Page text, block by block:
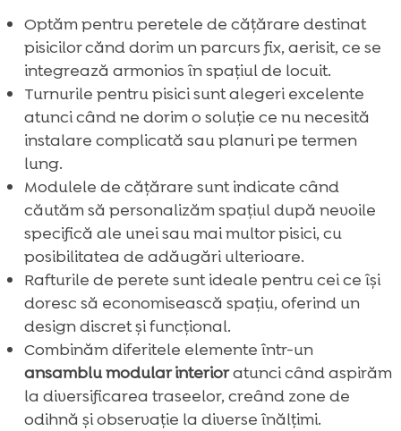
Optăm pentru peretele de cățărare destinat
pisicilor cănd dorim un parcurs fix, aerisit, ce se
integrează armonios în spațiul de locuit.
Turnurile pentru pisici sunt alegeri excelente
atunci când ne dorim o soluție ce nu necesită
instalare complicată sau planuri pe termen
lung.
Modulele de cățărare sunt indicate când
căutăm să personalizăm spațiul după nevoile
specifică ale unei sau mai multor pisici, cu
posibilitatea de adăugări ulterioare.
Rafturile de perete sunt ideale pentru cei ce își
doresc să economisească spațiu, oferind un
design discret și funcțional.
Combinăm diferitele elemente într-un
ansamblu modular interioratunci când aspirăm
la diversificarea traseelor, creând zone de
odihnă și observație la diverse înălțimi.